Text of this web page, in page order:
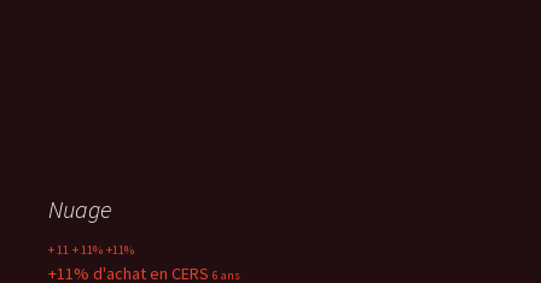
Nuage
+ 11 + 11% +11%
+11% d'achat en CERS 6 ans